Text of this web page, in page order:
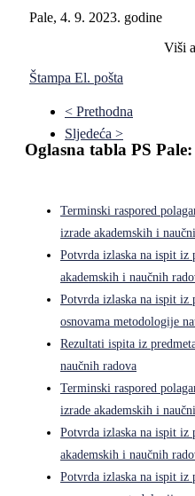
Pale, 4. 9.
Viši
Štampa El. pošta
< Prethodna
Sljedeća >
Oglasna tabla PS Pale:
Terminski raspored
izrade akademskih i
Potvrda izlaska na ispit iz
akademskih i naučnih
Potvrda izlaska na ispit iz
osnovama metodologije
Rezultati ispita iz
naučnih radova
Terminski raspored
izrade akademskih i
Potvrda izlaska na ispit iz
akademskih i naučnih
Potvrda izlaska na ispit iz